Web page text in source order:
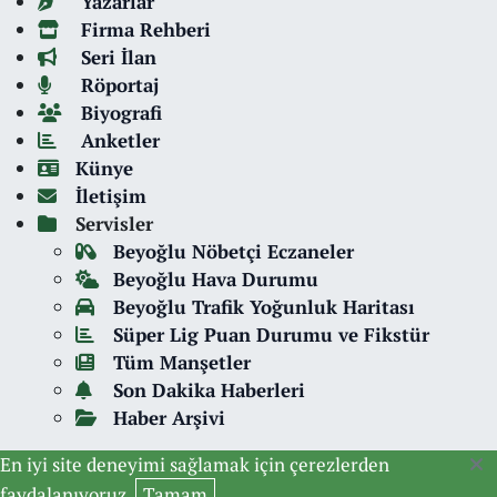
Firma Rehberi
Seri İlan
Röportaj
Biyografi
Anketler
Künye
İletişim
Servisler
Beyoğlu Nöbetçi Eczaneler
Beyoğlu Hava Durumu
Beyoğlu Trafik Yoğunluk Haritası
Süper Lig Puan Durumu ve Fikstür
Tüm Manşetler
Son Dakika Haberleri
Haber Arşivi
En iyi site deneyimi sağlamak için çerezlerden